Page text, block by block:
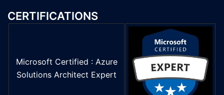
CERTIFICATIONS
Microsoft Certified : Azure
Solutions Architect Expert